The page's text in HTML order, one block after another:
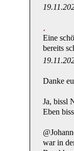
Eine
bereits
Danke
Ja, bissl
Eben
war in